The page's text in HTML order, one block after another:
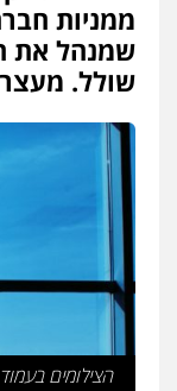
ממניות
שמנהל את
שולל.
הצילומים בעמוד זה